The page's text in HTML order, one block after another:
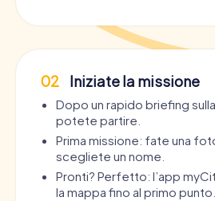
02 Iniziate la missione
Dopo un rapido briefing
potete partire.
Prima missione: fate una
scegliete un nome.
Pronti? Perfetto: l’app
la mappa fino al primo punto.